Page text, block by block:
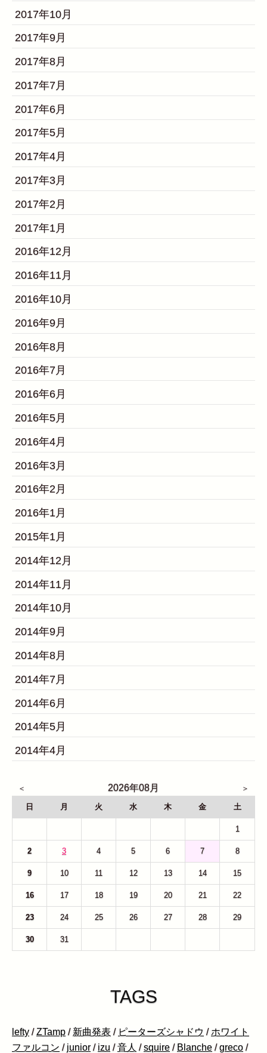
2017年10月
2017年9月
2017年8月
2017年7月
2017年6月
2017年5月
2017年4月
2017年3月
2017年2月
2017年1月
2016年12月
2016年11月
2016年10月
2016年9月
2016年8月
2016年7月
2016年6月
2016年5月
2016年4月
2016年3月
2016年2月
2016年1月
2015年1月
2014年12月
2014年11月
2014年10月
2014年9月
2014年8月
2014年7月
2014年6月
2014年5月
2014年4月
2026年08月
日 月 火 水 木 金 土
1
2 3 4 5 6 7 8
9 10 11 12 13 14 15
16 17 18 19 20 21 22
23 24 25 26 27 28 29
30 31
TAGS
lefty /ZTamp / 新曲発表 / ピーターズシャドウ / ホワイト
ファルコン / junior / izu /音人 /squire / Blanche /greco /